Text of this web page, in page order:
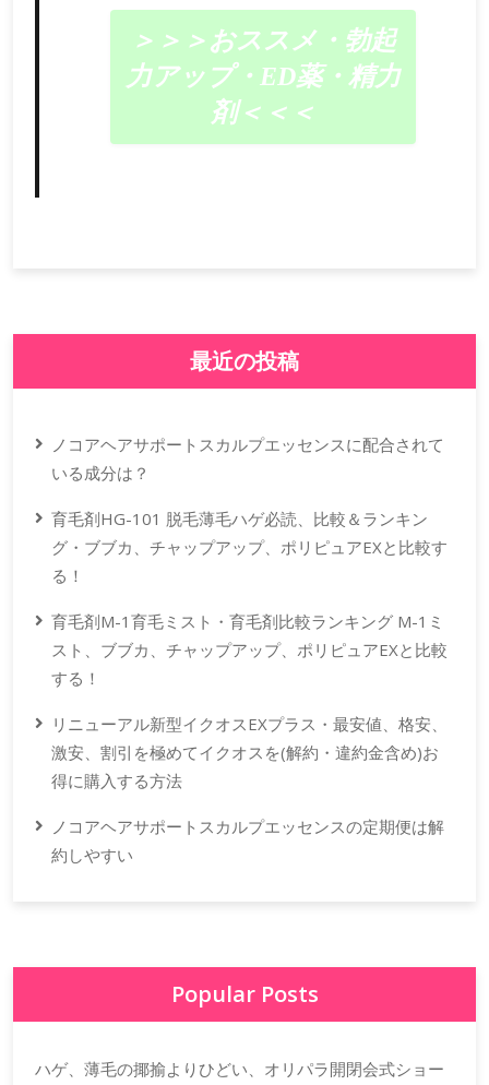
＞＞＞おススメ・勃起
力アップ・ED薬・精力
剤＜＜＜
最近の投稿
ノコアヘアサポートスカルプエッセンスに配合されて
いる成分は？
育毛剤HG-101 脱毛薄毛ハゲ必読、比較＆ランキン
グ・ブブカ、チャップアップ、ポリピュアEXと比較す
る！
育毛剤M-1育毛ミスト・育毛剤比較ランキング M-1ミ
スト、ブブカ、チャップアップ、ポリピュアEXと比較
する！
リニューアル新型イクオスEXプラス・最安値、格安、
激安、割引を極めてイクオスを(解約・違約金含め)お
得に購入する方法
ノコアヘアサポートスカルプエッセンスの定期便は解
約しやすい
Popular Posts
ハゲ、薄毛の揶揄よりひどい、オリパラ開閉会式ショー